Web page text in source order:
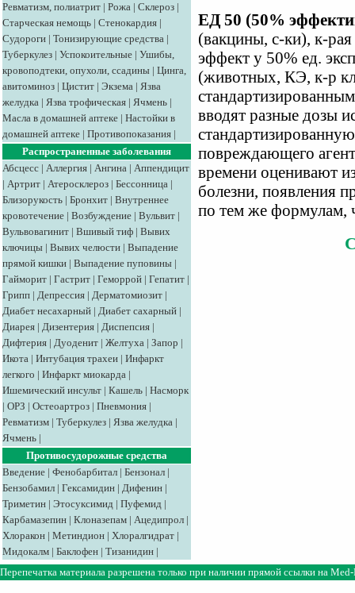
Ревматизм, полиатрит | Рожа | Склероз |
Старческая немощь | Стенокардия |
Судороги | Тонизирующие средства |
Туберкулез | Успокоительные | Ушибы,
кровоподтеки, опухоли, ссадины | Цинга,
авитоминоз | Цистит | Экзема | Язва
желудка | Язва трофическая | Ячмень |
Масла в домашней аптеке | Настойки в
домашней аптеке | Противопоказания |
Распространенные заболевания
Абсцесс | Аллергия | Ангина | Аппендицит
| Артрит | Атеросклероз | Бессонница |
Близорукость | Бронхит | Внутреннее
кровотечение | Возбуждение | Вульвит |
Вульвовагинит | Вшивый тиф | Вывих
ключицы | Вывих челюсти | Выпадение
прямой кишки | Выпадение пуповины |
Гайморит | Гастрит | Геморрой | Гепатит |
Грипп | Депрессия | Дерматомиозит |
Диабет несахарный | Диабет сахарный |
Диарея | Дизентерия | Диспепсия |
Дифтерия | Дуоденит | Желтуха | Запор |
Икота | Интубация трахеи | Инфаркт
легкого | Инфаркт миокарда |
Ишемический инсульт | Кашель | Насморк
| ОРЗ | Остеоартроз | Пневмония |
Ревматизм | Туберкулез | Язва желудка |
Ячмень |
Противосудорожные средства
Введение | Фенобарбитал | Бензонал |
Бензобамил | Гексамидин | Дифенин |
Триметин | Этосуксимид | Пуфемид |
Карбамазепин | Клоназепам | Ацедипрол |
Хлоракон | Метиндион | Хлоралгидрат |
Мидокалм | Баклофен | Тизанидин |
ЕД 50 (50%
(вакцины, с-ки), к-
эффект у 50% ед.
(животных, КЭ, к-р
вводят разные дозы
повреждающего
времени оценивают
болезни, появления
по тем же формулам,
Перепечатка материала разрешена только при наличии прямой ссылки на